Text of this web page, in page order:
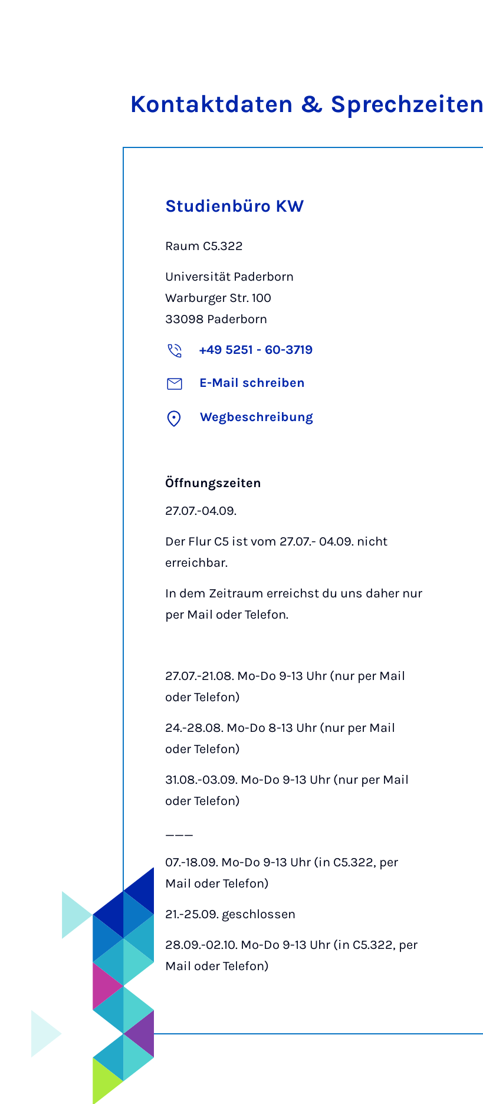
Kon­takt­da­ten & Sprech­zei­ten
Studienbüro KW
Raum C5.322
Universität Paderborn
Warburger Str. 100
33098 Paderborn
+49 5251 - 60-3719
E-Mail schreiben
Wegbeschreibung
Öffnungszeiten
27.07.-04.09.
Der Flur C5 ist vom 27.07.- 04.09. nicht
erreichbar.
In dem Zeitraum erreichst du uns daher nur
per Mail oder Telefon.
27.07.-21.08. Mo-Do 9-13 Uhr (nur per Mail
oder Telefon)
24.-28.08. Mo-Do 8-13 Uhr (nur per Mail
oder Telefon)
31.08.-03.09. Mo-Do 9-13 Uhr (nur per Mail
oder Telefon)
___
07.-18.09. Mo-Do 9-13 Uhr (in C5.322, per
Mail oder Telefon)
21.-25.09. geschlossen
28.09.-02.10. Mo-Do 9-13 Uhr (in C5.322, per
Mail oder Telefon)